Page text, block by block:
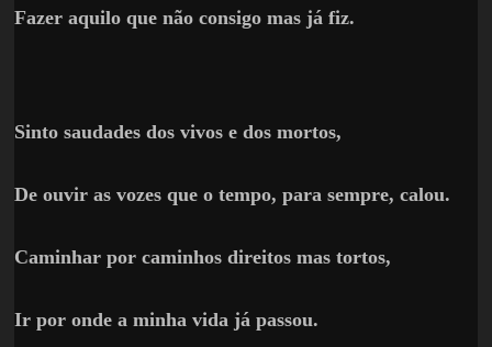
Fazer aquilo que não consigo mas já fiz.
Sinto saudades dos vivos e dos mortos,
De ouvir as vozes que o tempo, para sempre, calou.
Caminhar por caminhos direitos mas tortos,
Ir por onde a minha vida já passou.